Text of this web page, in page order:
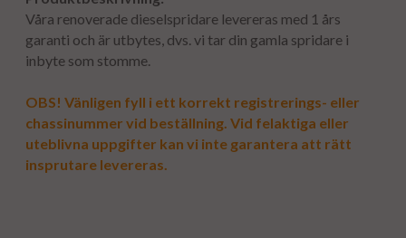
Våra renoverade dieselspridare levereras med 1 års
garanti och är utbytes, dvs. vi tar din gamla spridare i
inbyte som stomme.
OBS! Vänligen fyll i ett korrekt registrerings- eller
chassinummer vid beställning. Vid felaktiga eller
uteblivna uppgifter kan vi inte garantera att rätt
insprutare levereras.